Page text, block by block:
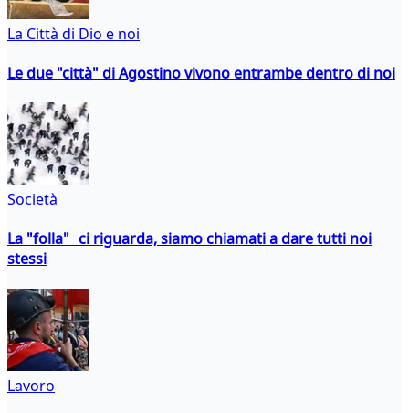
La Città di Dio e noi
Le due "città" di Agostino vivono entrambe dentro di noi
Società
La "folla" ci riguarda, siamo chiamati a dare tutti noi
stessi
Lavoro